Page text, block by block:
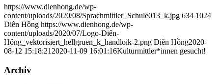
https://www.dienhong.de/wp-
content/uploads/2020/08/Sprachmittler_Schule013_k.jpg 634 1024
Diên Hồng https://www.dienhong.de/wp-
content/uploads/2020/07/Logo-Diên-
Hông_vektorisiert_hellgruen_k_handloik-2.png Diên Hồng2020-
08-12 15:18:21 2020-11-09 16:01:16Kulturmittler*innen gesucht!
Archiv